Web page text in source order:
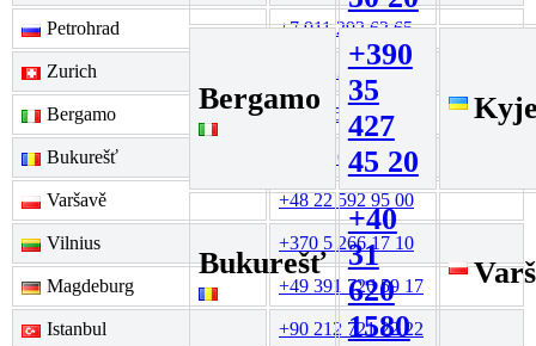
Bergamo
+390
35
427
45 20
Bukurešť
+40
31
620
1580
Petrohrad +7 911 292 62 65
Zurich +41 44 211 72 63
Bergamo +390 35 427 45 20
Bukurešť +40 31 620 1580
Varšavě +48 22 592 95 00
Vilnius +370 5 266 17 10
Magdeburg +49 391 726 59 17
Istanbul +90 212 721 22 22